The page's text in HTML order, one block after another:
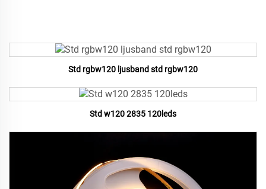
Std rgbw120 ljusband std rgbw120
Std w120 2835 120leds